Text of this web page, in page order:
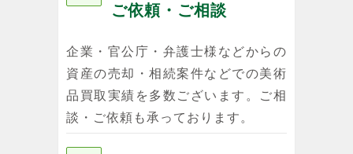
ご依頼・ご相談
企業・官公庁・弁護士様などからの
資産の売却・相続案件などでの美術
品買取実績を多数ございます。ご相
談・ご依頼も承っております。